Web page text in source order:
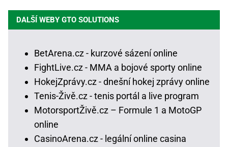
DALŠÍ WEBY GTO SOLUTIONS
BetArena.cz - kurzové sázení online
FightLive.cz - MMA a bojové sporty online
HokejZprávy.cz - dnešní hokej zprávy online
Tenis-Živě.cz - tenis portál a live program
MotorsportŽivě.cz – Formule 1 a MotoGP
online
CasinoArena.cz - legální online casina